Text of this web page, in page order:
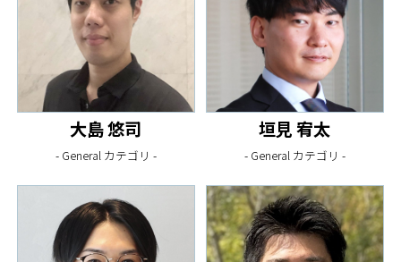
大島 悠司
- General カテゴリ -
垣見 宥太
- General カテゴリ -